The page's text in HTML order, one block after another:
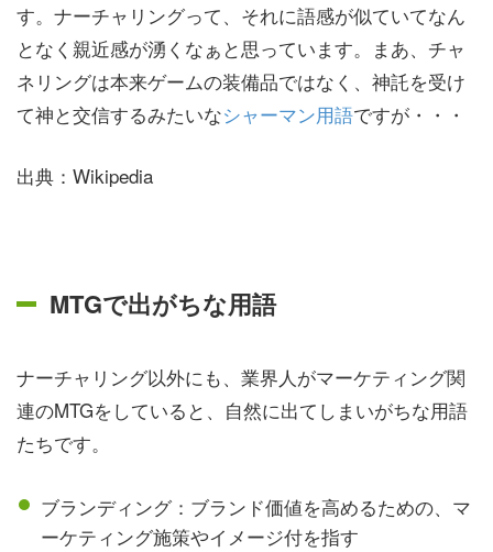
す。ナーチャリングって、それに語感が似ていてなん
となく親近感が湧くなぁと思っています。まあ、チャ
ネリングは本来ゲームの装備品ではなく、神託を受け
て神と交信するみたいなシャーマン用語ですが・・・
出典：Wikipedia
MTGで出がちな用語
ナーチャリング以外にも、業界人がマーケティング関
連のMTGをしていると、自然に出てしまいがちな用語
たちです。
ブランディング：ブランド価値を高めるための、マ
ーケティング施策やイメージ付を指す